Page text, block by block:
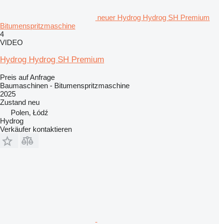
neuer Hydrog Hydrog SH Premium
Bitumenspritzmaschine
4
VIDEO
Hydrog Hydrog SH Premium
Preis auf Anfrage
Baumaschinen - Bitumenspritzmaschine
2025
Zustand neu
Polen, Łódź
Hydrog
Verkäufer kontaktieren